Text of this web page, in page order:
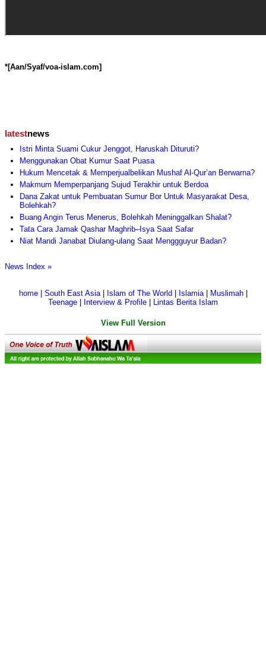
*[Aan/Syaf/voa-islam.com]
latestnews
Istri Minta Suami Cukur Jenggot, Haruskah Dituruti?
Menggunakan Obat Kumur Saat Puasa
Hukum Mencetak & Memperjualbelikan Mushaf Al-Qur’an Berwarna?
Makmum Memperpanjang Sujud Terakhir untuk Berdoa
Dana Zakat untuk Pembuatan Sumur Bor Untuk Masyarakat Desa,
Bolehkah?
Buang Angin Terus Menerus, Bolehkah Meninggalkan Shalat?
Tata Cara Jamak Qashar Maghrib–Isya Saat Safar
Niat Mandi Janabat Diulang-ulang Saat Menggguyur Badan?
News Index »
home| South East Asia| Islam of The World Islamia| Muslimah|
Teenage
Interview & Profile Lintas Berita Islam
View Full Version